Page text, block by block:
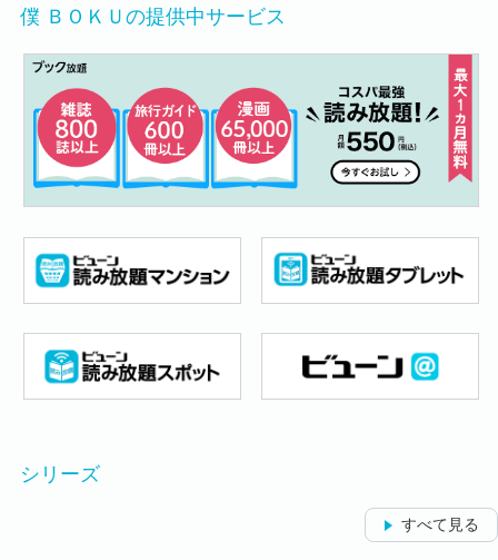
僕 ＢＯＫＵの提供中サービス
シリーズ
すべて見る